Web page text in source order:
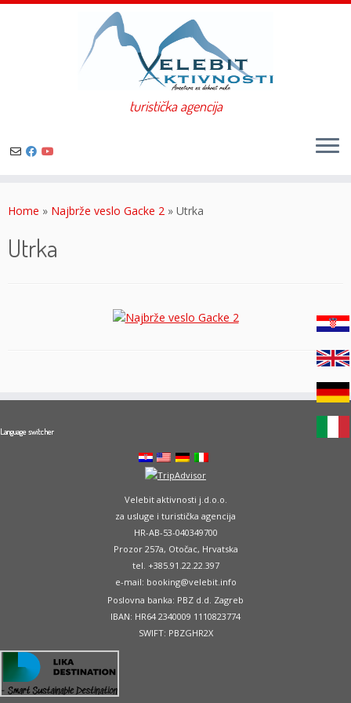
to
turistička agencija
Home » Najbrže veslo Gacke 2 » Utrka
Utrka
Language switcher
Velebit aktivnosti j.d.o.o.
za usluge i turistička agencija
HR-AB-53-040349700
Prozor 257a, Otočac, Hrvatska
tel. +385.91.22.22.397
e-mail: booking@velebit.info
Poslovna banka: PBZ d.d. Zagreb
IBAN: HR64 2340009 1110823774
SWIFT: PBZGHR2X